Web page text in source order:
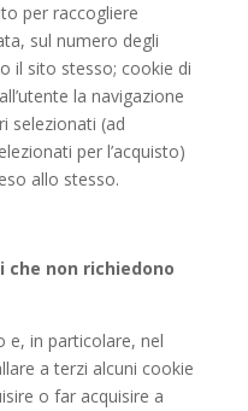
per raccogliere
sul numero degli
il sito stesso; cookie di
la navigazione
selezionati (ad
per l’acquisto)
allo stesso.
non richiedono
e, in particolare, nel
a terzi alcuni cookie
o far acquisire a